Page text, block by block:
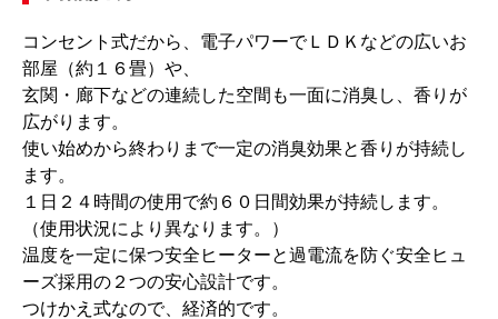
コンセント式だから、電子パワーでＬＤＫなどの広いお
部屋（約１６畳）や、
玄関・廊下などの連続した空間も一面に消臭し、香りが
広がります。
使い始めから終わりまで一定の消臭効果と香りが持続し
ます。
１日２４時間の使用で約６０日間効果が持続します。
（使用状況により異なります。）
温度を一定に保つ安全ヒーターと過電流を防ぐ安全ヒュ
ーズ採用の２つの安心設計です。
つけかえ式なので、経済的です。